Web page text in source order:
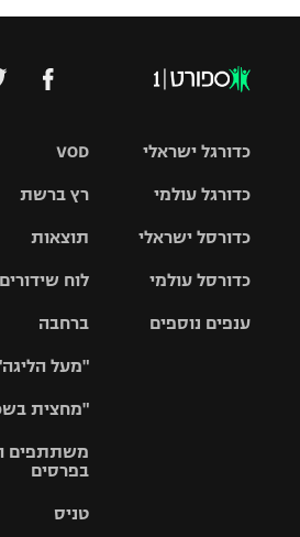
VOD
רץ ברשת
תוצאות
לוח שידורים
ברחבה
"מעל
"מחצית
משתתפים
בפרסים
טניס
כדורגל ישראלי
גביע הטוטו
כדורגל עולמי
האלופות
ליגה
כדורסל ישראלי
סל
כדורסל עולמי
ענפים נוספים